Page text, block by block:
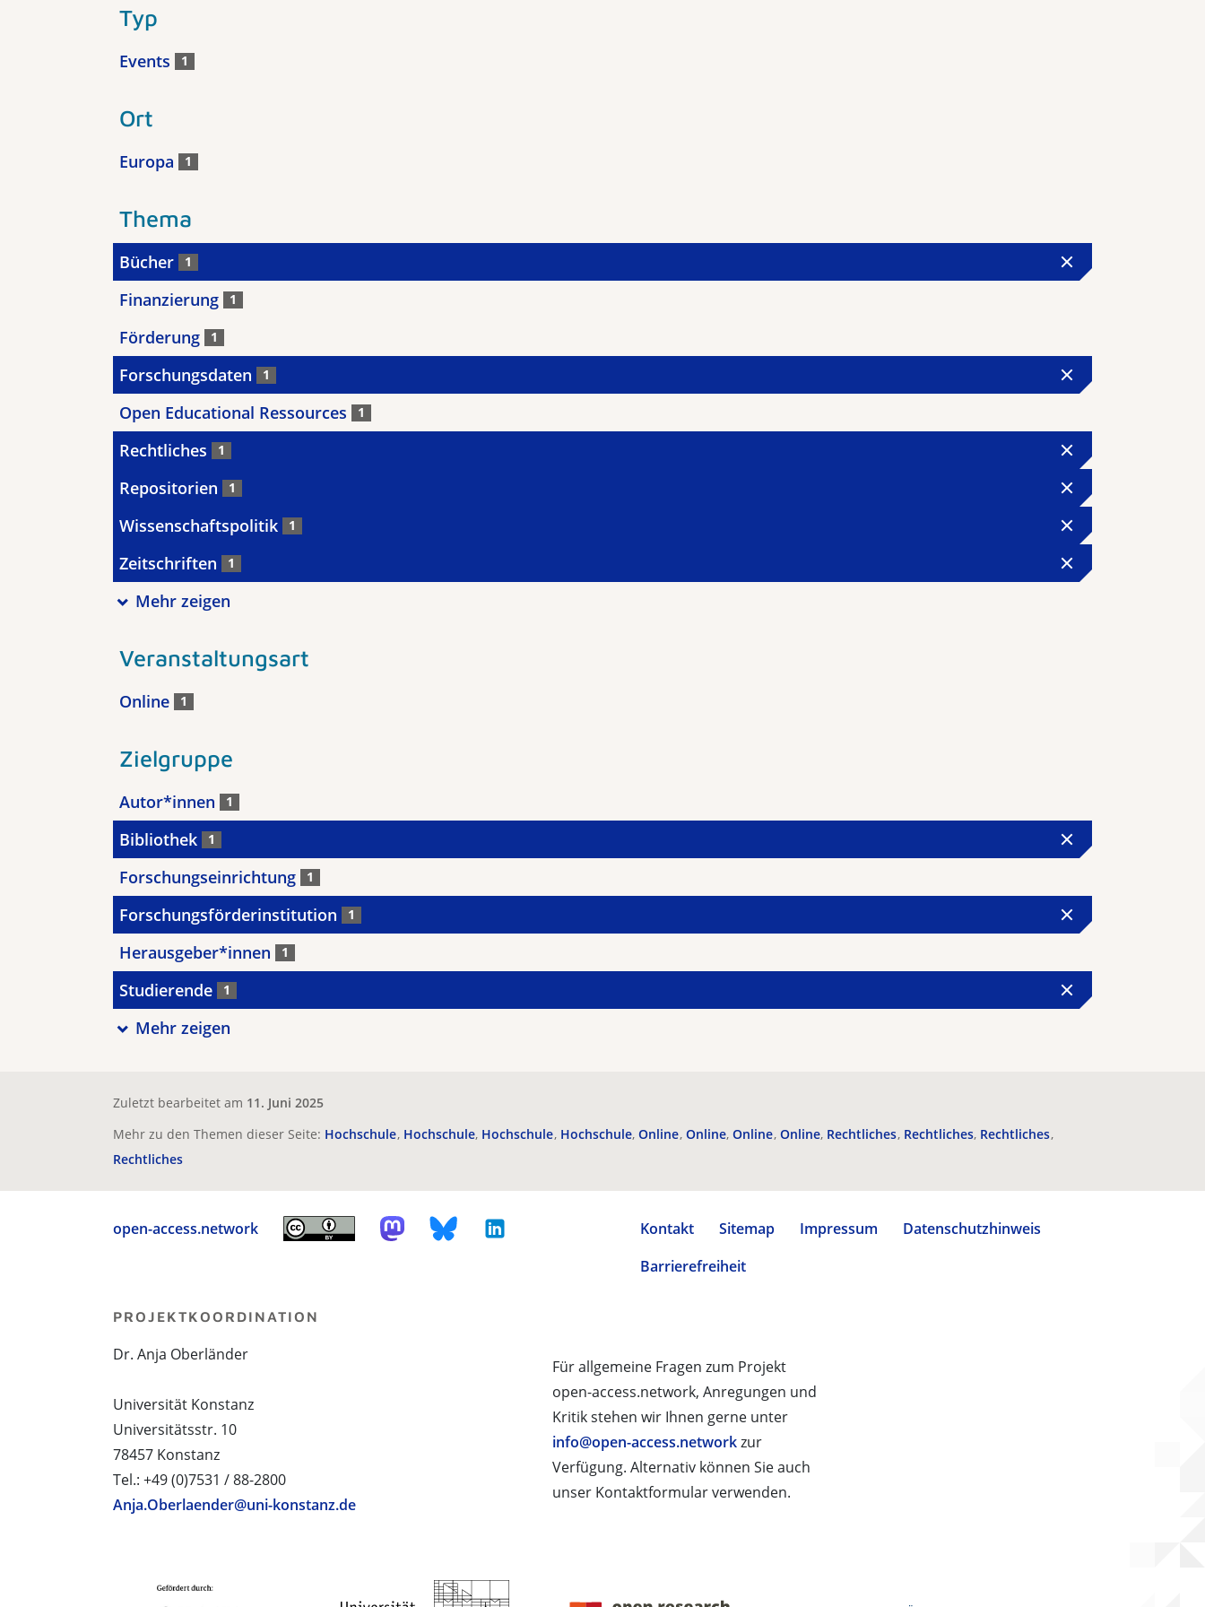
Typ
Events 1
Ort
Europa 1
Thema
Bücher 1
Finanzierung 1
Förderung 1
Forschungsdaten 1
Open Educational Ressources 1
Rechtliches 1
Repositorien 1
Wissenschaftspolitik 1
Zeitschriften 1
Mehr zeigen
Veranstaltungsart
Online 1
Zielgruppe
Autor*innen 1
Bibliothek 1
Forschungseinrichtung 1
Forschungsförderinstitution 1
Herausgeber*innen 1
Studierende 1
Mehr zeigen
Zuletzt bearbeitet am 11. Juni 2025
Mehr zu den Themen dieser Seite: Hochschule Hochschule Hochschule Hochschule Online Online Online Online Rechtliches Rechtliches Rechtliches
Rechtliches
open-access.network Kontakt Sitemap Impressum
Datenschutzhinweis
Barrierefreiheit
Für allgemeine Fragen zum Projekt
open-access.network, Anregungen und
Kritik stehen wir Ihnen gerne unter
info@open-access.networkzur
Verfügung. Alternativ können Sie auch
unser Kontaktformular verwenden.
PROJEKTKOORDINATION
Dr. Anja Oberländer
Universität Konstanz
Universitätsstr. 10
78457 Konstanz
Tel.: +49 (0)7531 / 88-2800
Anja.Oberlaender@uni-konstanz.de